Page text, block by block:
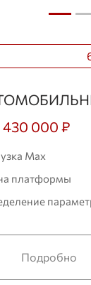
430 000 ₽
Max
платформы
Подробно